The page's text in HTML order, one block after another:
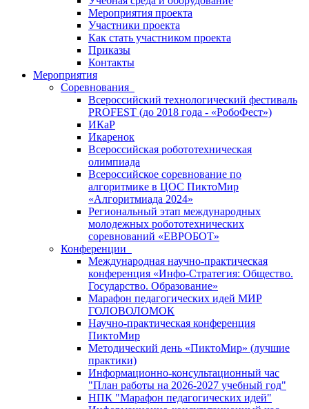
Мероприятия проекта
Участники проекта
Как стать участником проекта
Приказы
Контакты
Мероприятия
Соревнования
Всероссийский технологический фестиваль
PROFEST (до 2018 года - «РобоФест»)
ИКаР
Икаренок
Всероссийская робототехническая
олимпиада
Всероссийское соревнование по
алгоритмике в ЦОС ПиктоМир
«Алгоритмиада 2024»
Региональный этап международных
молодежных робототехнических
соревнований «ЕВРОБОТ»
Конференции
Международная научно-практическая
конференция «Инфо-Стратегия: Общество.
Государство. Образование»
Марафон педагогических идей МИР
ГОЛОВОЛОМОК
Научно-практическая конференция
ПиктоМир
Методический день «ПиктоМир» (лучшие
практики)
Информационно-консультационный час
"План работы на 2026-2027 учебный год"
НПК "Марафон педагогических идей"